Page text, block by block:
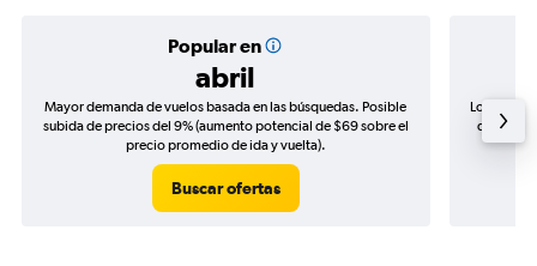
Popular en
abril
Mayor demanda de vuelos basada en las búsquedas. Posible
subida de precios del 9% (aumento potencial de $69 sobre el
precio promedio de ida y vuelta).
Buscar ofertas
Los
de